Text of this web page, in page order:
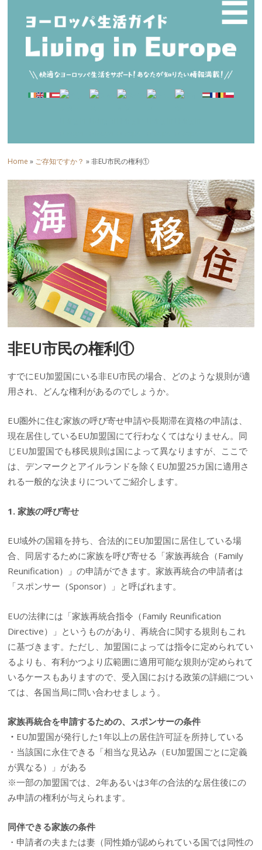
☰
Home » ご存知ですか？ » 非EU市民の権利①
非EU市民の権利①
すでにEU加盟国にいる非EU市民の場合、どのような規則が適
用され、どんな権利があるのでしょうか。
EU圏外に住む家族の呼び寄せ申請や長期滞在資格の申請は、
現在居住しているEU加盟国にて行わなくてはなりません。同
じEU加盟国でも移民規則は国によって異なりますが、ここで
は、デンマークとアイルランドを除くEU加盟25カ国に適用さ
れる一般的な決まりについてご紹介します。
1. 家族の呼び寄せ
EU域外の国籍を持ち、合法的にEU加盟国に居住している場
合、同居するために家族を呼び寄せる「家族再統合（Family
Reunification）」の申請ができます。家族再統合の申請者は
「スポンサー（Sponsor）」と呼ばれます。
EUの法律には「家族再統合指令（Family Reunification
Directive）」というものがあり、再統合に関する規則もこれ
に基づきます。ただし、加盟国によっては指令に定められてい
るよりも、有利かつより広範囲に適用可能な規則が定められて
いるケースもありますので、受入国における政策の詳細につい
ては、各国当局に問い合わせましょう。
家族再統合を申請するための、スポンサーの条件
・ EU加盟国が発行した1年以上の居住許可証を所持している
・当該国に永住できる「相当な見込み（EU加盟国ごとに定義
が異なる）」がある
※一部の加盟国では、2年あるいは3年の合法的な居住後にの
み申請の権利が与えられます。
同伴できる家族の条件
・申請者の夫または妻（同性婚が認められている国では同性の